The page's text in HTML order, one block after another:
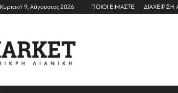
Κυριακή 9, Αύγουστος 2026 ΠΟΙΟΙ ΕΙΜΑΣΤΕ